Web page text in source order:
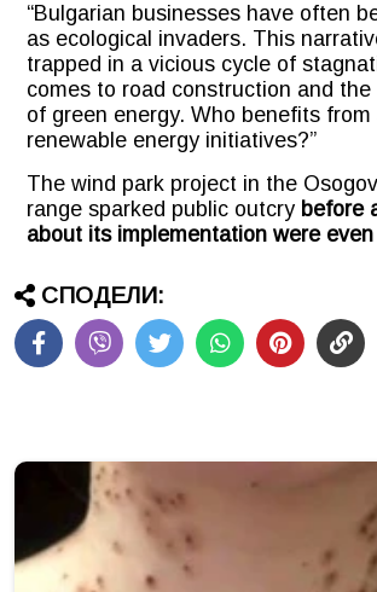
“Bulgarian businesses have often
as ecological invaders. This
trapped in a vicious cycle of
comes to road construction and
of green energy. Who benefits from
renewable energy initiatives?”
The wind park project in the
range sparked public outcry before
about its implementation were
СПОДЕЛИ: